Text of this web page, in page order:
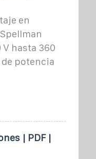
en
hasta 360
potencia
| PDF |